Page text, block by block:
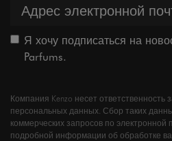
Я хочу подписаться на
Parfums.
Компания Kenzo несет ответственность
персональных данных. Сбор таких
коммерческих запросов по
подробной информации об обработке